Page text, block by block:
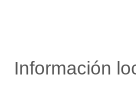
Información